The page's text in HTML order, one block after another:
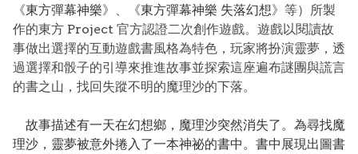
《東方彈幕神樂》、《東方彈幕神樂 失落幻想》等）所製
作的東方 Project 官方認證二次創作遊戲。遊戲以閱讀故
事做出選擇的互動遊戲書風格為特色，玩家將扮演靈夢，透
過選擇和骰子的引導來推進故事並探索這座遍布謎團與謊言
的書之山，找回失蹤不明的魔理沙的下落。
故事描述有一天在幻想鄉，魔理沙突然消失了。為尋找魔
理沙，靈夢被意外捲入了一本神祕的書中。書中展現出圖書